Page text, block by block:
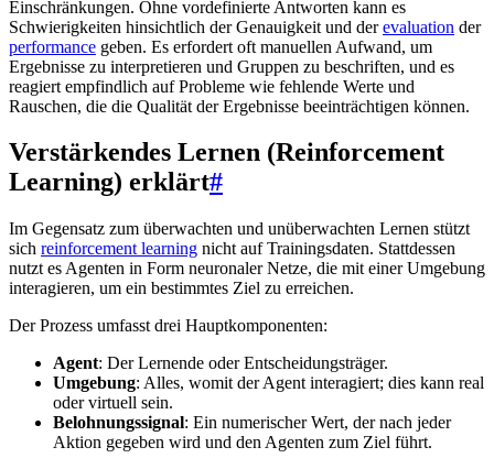
Einschränkungen. Ohne vordefinierte Antworten kann es
Schwierigkeiten hinsichtlich der Genauigkeit und derevaluation der
performance geben. Es erfordert oft manuellen Aufwand, um
Ergebnisse zu interpretieren und Gruppen zu beschriften, und es
reagiert empfindlich auf Probleme wie fehlende Werte und
Rauschen, die die Qualität der Ergebnisse beeinträchtigen können.
Verstärkendes Lernen (Reinforcement
Learning) erklärt#
Im Gegensatz zum überwachten und unüberwachten Lernen stützt
sich reinforcement learning nicht auf Trainingsdaten. Stattdessen
nutzt es Agenten in Form neuronaler Netze, die mit einer Umgebung
interagieren, um ein bestimmtes Ziel zu erreichen.
Der Prozess umfasst drei Hauptkomponenten:
Agent: Der Lernende oder Entscheidungsträger.
Umgebung: Alles, womit der Agent interagiert; dies kann real
oder virtuell sein.
Belohnungssignal: Ein numerischer Wert, der nach jeder
Aktion gegeben wird und den Agenten zum Ziel führt.